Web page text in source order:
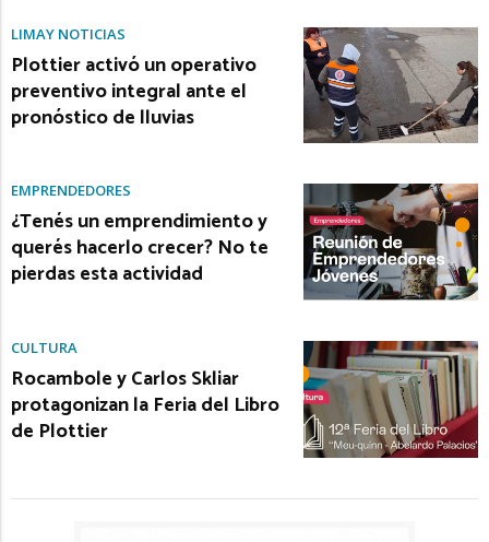
LIMAY NOTICIAS
Plottier activó un operativo
preventivo integral ante el
pronóstico de lluvias
EMPRENDEDORES
¿Tenés un emprendimiento y
querés hacerlo crecer? No te
pierdas esta actividad
CULTURA
Rocambole y Carlos Skliar
protagonizan la Feria del Libro
de Plottier